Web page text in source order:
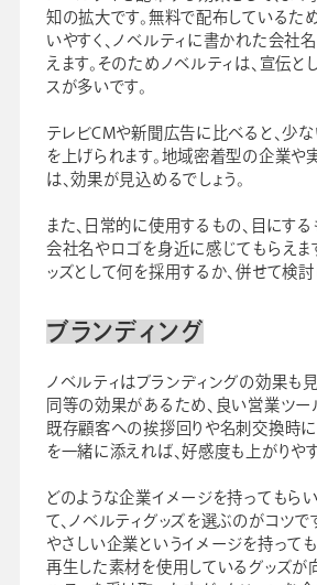
知の拡大です。無料で配布しているた
いやすく、ノベルティに書かれた会社
えます。そのためノベルティは、宣伝と
スが多いです。
テレビCMや新聞広告に比べると、少
を上げられます。地域密着型の企業や
は、効果が見込めるでしょう。
また、日常的に使用するもの、目にする
会社名やロゴを身近に感じてもらえま
ッズとして何を採用するか、併せて検討
ブランディング
ノベルティはブランディングの効果も
同等の効果があるため、良い営業ツー
既存顧客への挨拶回りや名刺交換時に
を一緒に添えれば、好感度も上がりやす
どのような企業イメージを持ってもら
て、ノベルティグッズを選ぶのがコツで
やさしい企業というイメージを持って
再生した素材を使用しているグッズが